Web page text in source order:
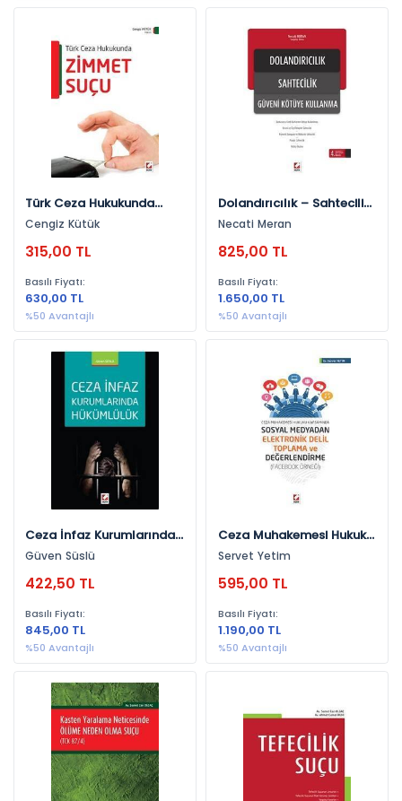
2009 (6)
2010 (4)
Türk Ceza Hukukunda
Zimmet Suçu
Cengiz Kütük
315,00 TL
Basılı Fiyatı:
630,00 TL
%50 Avantajlı
Dolandırıcılık – Sahtecilik
– Güveni Kötüye Kullanma
Necati Meran
825,00 TL
Basılı Fiyatı:
1.650,00 TL
%50 Avantajlı
Ceza İnfaz Kurumlarında
Hükümlülük
Güven Süslü
422,50 TL
Basılı Fiyatı:
845,00 TL
%50 Avantajlı
Ceza Muhakemesi Hukuku
Kapsamında Sosyal
Toplama Ve
Örneği)
Servet Yetim
595,00 TL
Basılı Fiyatı:
1.190,00 TL
%50 Avantajlı